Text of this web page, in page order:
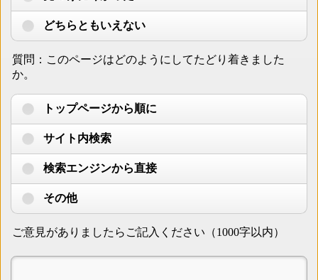
どちらともいえない
質問：このページはどのようにしてたどり着きました
か。
トップページから順に
サイト内検索
検索エンジンから直接
その他
ご意見がありましたらご記入ください（1000字以内）